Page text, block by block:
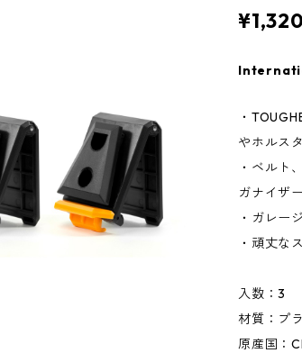
¥1,320
・
やホルス
・ベルト
ガナイザ
・ガレー
・頑丈な
入数：3
材質：プ
原産国：